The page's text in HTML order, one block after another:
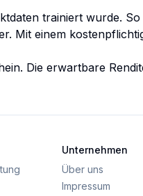
trainiert wurde.
Mit einem
. Die erwartbare
Unternehmen
Über uns
Impressum